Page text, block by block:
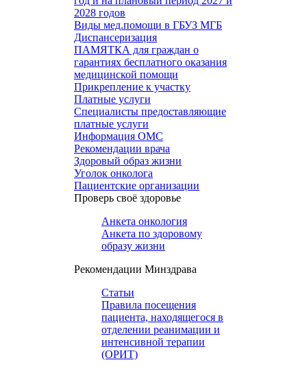
2028 годов
Виды мед.помощи в ГБУЗ МГБ
Диспансеризация
ПАМЯТКА для граждан о
гарантиях бесплатного оказания
медицинской помощи
Прикрепление к участку
Платные услуги
Специалисты предоставляющие
платные услуги
Информация ОМС
Рекомендации врача
Здоровый образ жизни
Уголок онколога
Пациентские организации
Проверь своё здоровье
Анкета онкология
Анкета по здоровому
образу жизни
Рекомендации Минздрава
Статьи
Правила посещения
пациента, находящегося в
отделении реанимации и
интенсивной терапии
(ОРИТ)